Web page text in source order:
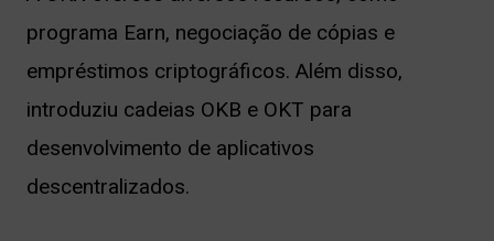
programa Earn, negociação de cópias e
empréstimos criptográficos. Além disso,
introduziu cadeias OKB e OKT para
desenvolvimento de aplicativos
descentralizados.